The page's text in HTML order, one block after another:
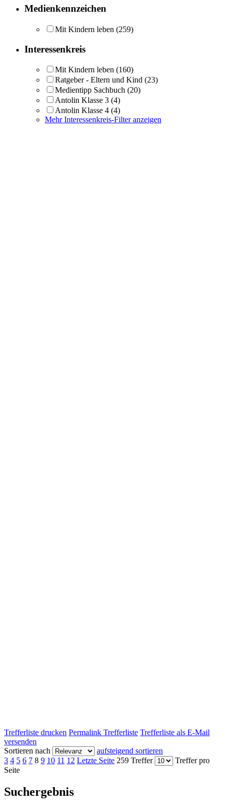
Medienkennzeichen
Mit Kindern leben (259)
Interessenkreis
Mit Kindern leben (160)
Ratgeber - Eltern und Kind (23)
Medientipp Sachbuch (20)
Antolin Klasse 3 (4)
Antolin Klasse 4 (4)
Mehr Interessenkreis-Filter anzeigen
Trefferliste drucken Permalink Trefferliste Trefferliste als E-Mail
versenden
Sortieren nach
aufsteigend sortieren
3 4 5 6 7 8 9 10 11 12 Letzte Seite 259 Treffer
Treffer pro
Seite
Suchergebnis